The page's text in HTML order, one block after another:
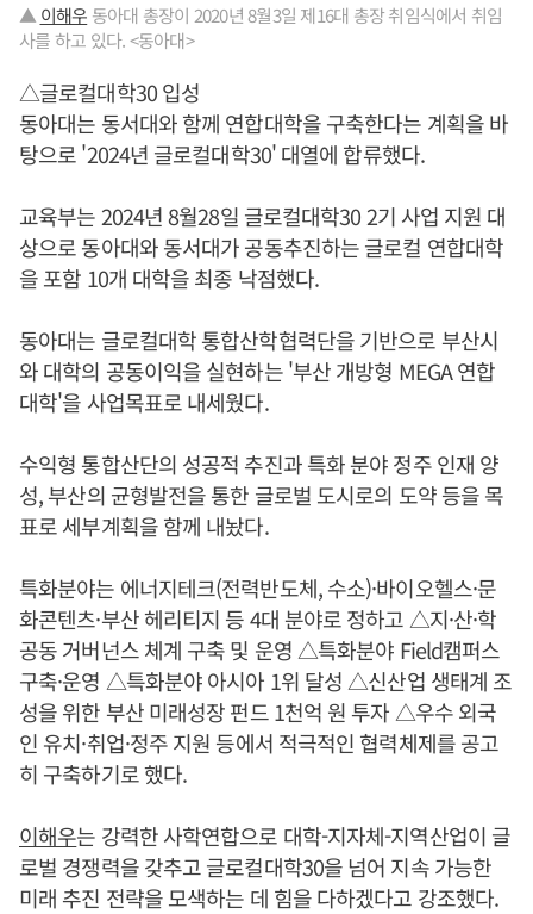
▲ 이해우 동아대 총장이 2020년 8월3일 제16대 총장 취임식에서 취임
사를 하고 있다. <동아대>
△글로컬대학30 입성
동아대는 동서대와 함께 연합대학을 구축한다는 계획을 바
탕으로 '2024년 글로컬대학30' 대열에 합류했다.
교육부는 2024년 8월28일 글로컬대학30 2기 사업 지원 대
상으로 동아대와 동서대가 공동추진하는 글로컬 연합대학
을 포함 10개 대학을 최종 낙점했다.
동아대는 글로컬대학 통합산학협력단을 기반으로 부산시
와 대학의 공동이익을 실현하는 '부산 개방형 MEGA 연합
대학'을 사업목표로 내세웠다.
수익형 통합산단의 성공적 추진과 특화 분야 정주 인재 양
성, 부산의 균형발전을 통한 글로벌 도시로의 도약 등을 목
표로 세부계획을 함께 내놨다.
특화분야는 에너지테크(전력반도체, 수소)·바이오헬스·문
화콘텐츠·부산 헤리티지 등 4대 분야로 정하고 △지·산·학
공동 거버넌스 체계 구축 및 운영 △특화분야 Field캠퍼스
구축·운영 △특화분야 아시아 1위 달성 △신산업 생태계 조
성을 위한 부산 미래성장 펀드 1천억 원 투자 △우수 외국
인 유치·취업·정주 지원 등에서 적극적인 협력체제를 공고
히 구축하기로 했다.
이해우는 강력한 사학연합으로 대학-지자체-지역산업이 글
로벌 경쟁력을 갖추고 글로컬대학30을 넘어 지속 가능한
미래 추진 전략을 모색하는 데 힘을 다하겠다고 강조했다.